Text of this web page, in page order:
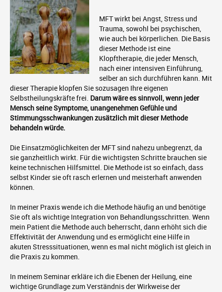
MFT wirkt bei Angst, Stress und
Trauma, sowohl bei psychischen,
wie auch bei körperlichen. Die Basis
dieser Methode ist eine
Klopftherapie, die jeder Mensch,
nach einer intensiven Einführung,
selber an sich durchführen kann. Mit
dieser Therapie klopfen Sie sozusagen Ihre eigenen
Selbstheilungskräfte frei. Darum wäre es sinnvoll, wenn jeder
Mensch seine Symptome, unangenehmen Gefühle und
Stimmungsschwankungen zusätzlich mit dieser Methode
behandeln würde.
Die Einsatzmöglichkeiten der MFT sind nahezu unbegrenzt, da
sie ganzheitlich wirkt. Für die wichtigsten Schritte brauchen sie
keine technischen Hilfsmittel. Die Methode ist so einfach, dass
selbst Kinder sie oft rasch erlernen und meisterhaft anwenden
können.
In meiner Praxis wende ich die Methode häufig an und benötige
Sie oft als wichtige Integration von Behandlungsschritten. Wenn
mein Patient die Methode auch beherrscht, dann erhöht sich die
Effektivität der Anwendung und es ermöglicht eine Hilfe in
akuten Stresssituationen, wenn es mal nicht möglich ist gleich in
die Praxis zu kommen.
In meinem Seminar erkläre ich die Ebenen der Heilung, eine
wichtige Grundlage zum Verständnis der Wirkweise der